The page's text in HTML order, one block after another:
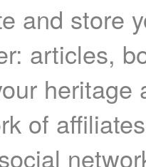
and store
articles,
heritage
of